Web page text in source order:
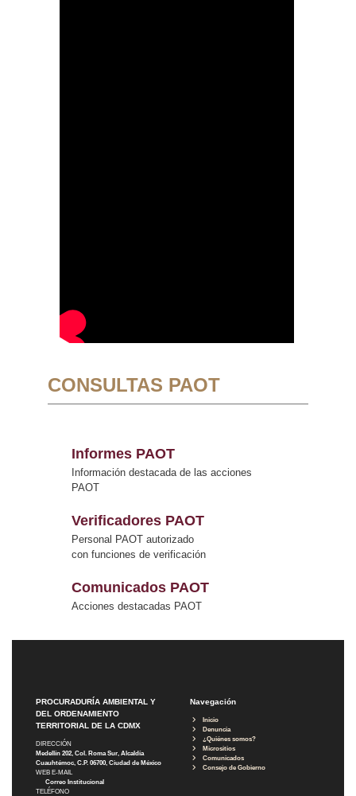
CONSULTAS PAOT
Informes PAOT
Información destacada de las acciones
PAOT
Verificadores PAOT
Personal PAOT autorizado
con funciones de verificación
Comunicados PAOT
Acciones destacadas PAOT
PROCURADURÍA AMBIENTAL Y
DEL ORDENAMIENTO
TERRITORIAL DE LA CDMX
DIRECCIÓN
Medellín 202, Col. Roma Sur, Alcaldía
Cuauhtémoc, C.P. 06700, Ciudad de México
WEB E-MAIL
Correo Institucional
TELÉFONO
Navegación
Inicio
Denuncia
¿Quiénes somos?
Micrositios
Comunicados
Consejo de Gobierno